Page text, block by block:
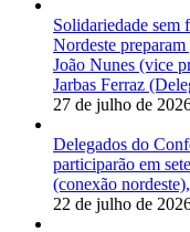
Solidariedade sem
Nordeste
João Nunes (vice
Jarbas Ferraz
27 de julho de
Delegados do
participarão em
(conexão
22 de julho de